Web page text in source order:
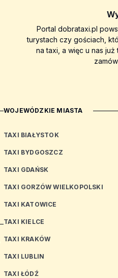
Portal dobrataxi.pl
turystach czy gościach,
na taxi, a więc u nas
WOJEWÓDZKIE MIASTA
TAXI BIAŁYSTOK
TAXI BYDGOSZCZ
TAXI GDAŃSK
TAXI GORZÓW WIELKOPOLSKI
TAXI KATOWICE
TAXI KIELCE
TAXI KRAKÓW
TAXI LUBLIN
TAXI ŁÓDŹ